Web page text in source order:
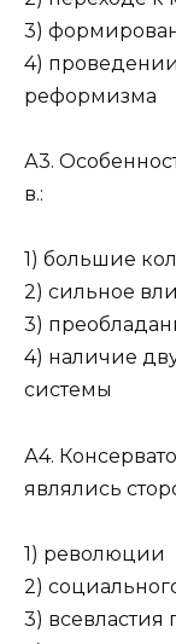
3)
4)
реформизма
А3.
в.:
1) большие
2) сильное
3)
4) наличие
системы
А4.
являлись
1) революции
2)
3) всевластия